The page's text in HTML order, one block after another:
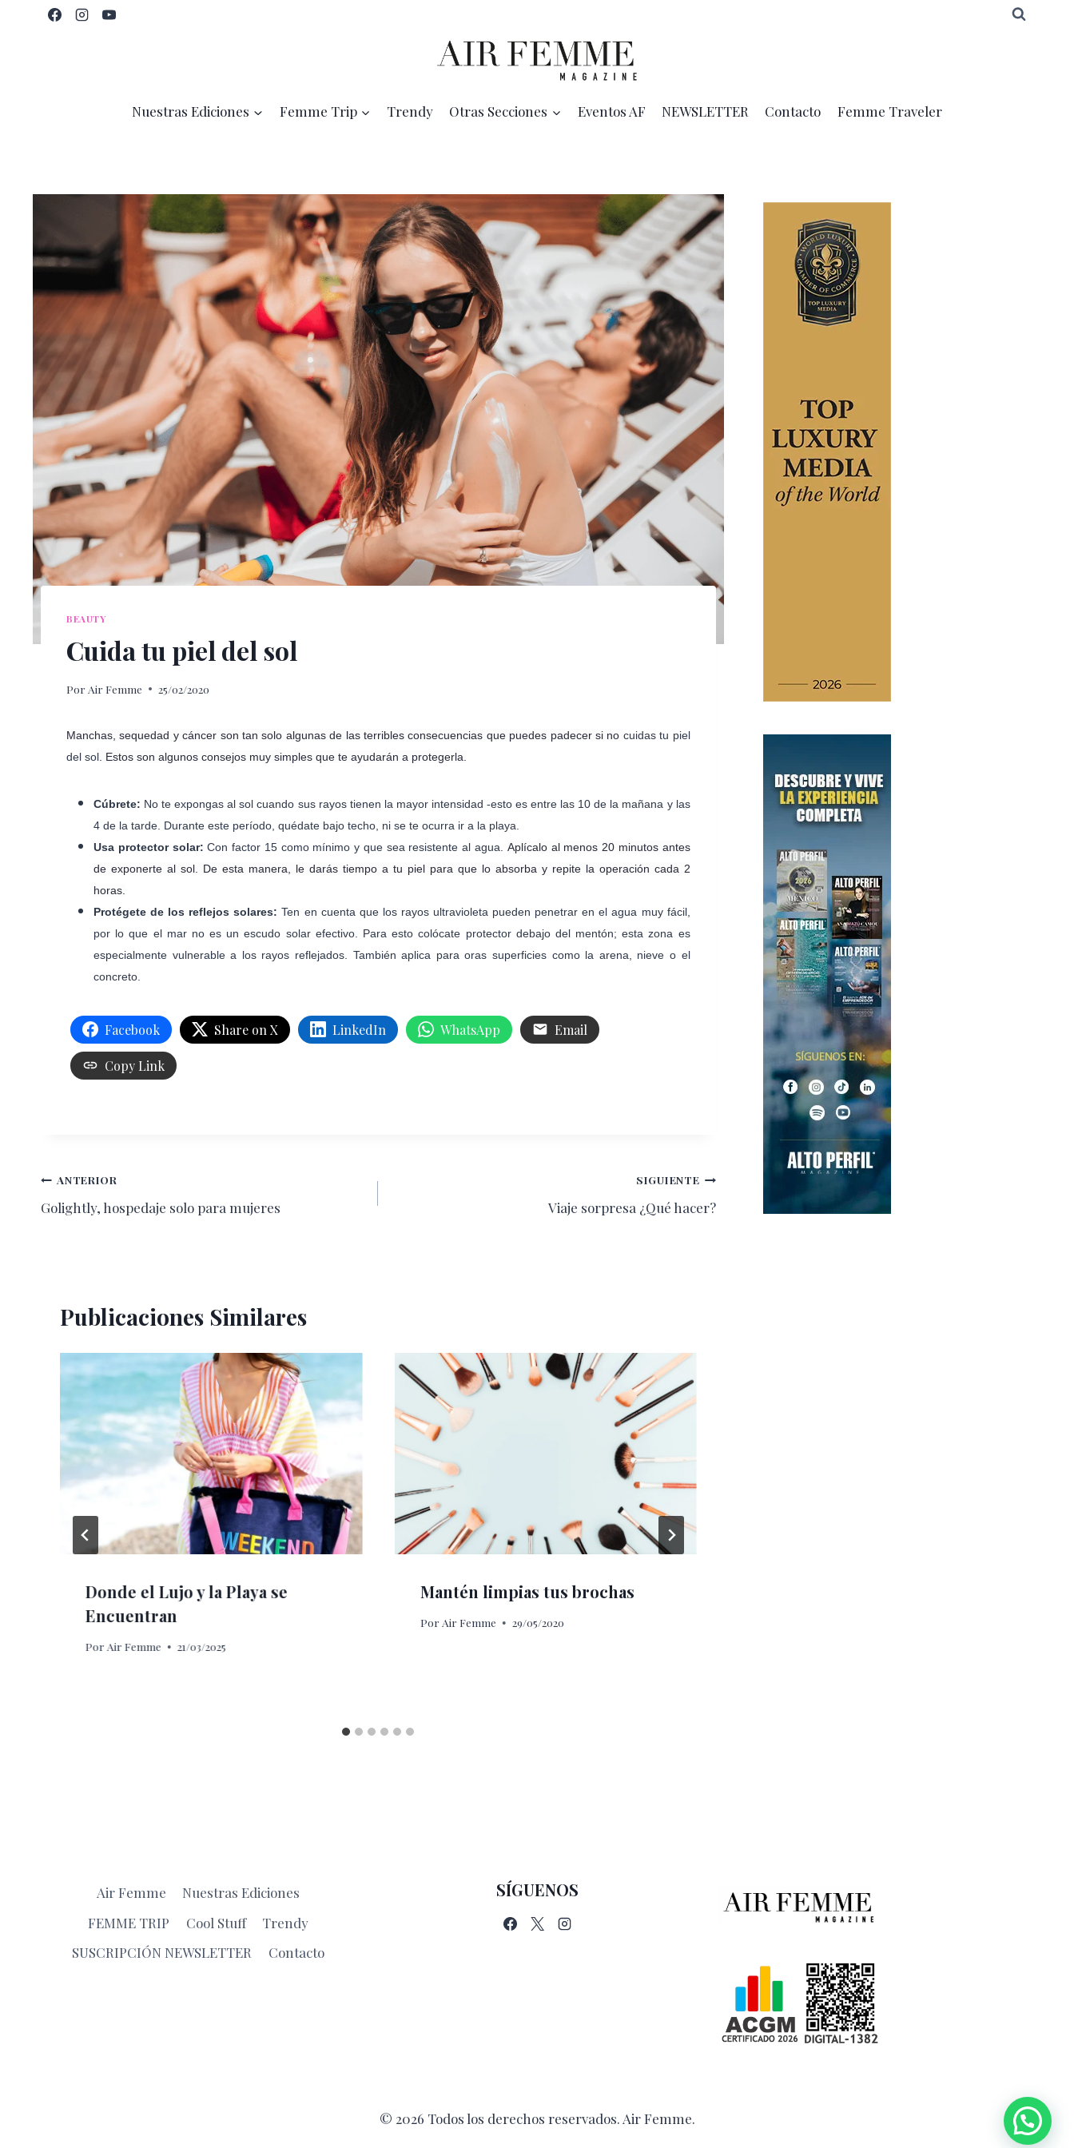
Nuestras Ediciones Femme Trip Trendy Otras Secciones Eventos AF NEWSLETTER Contacto Femme Traveler
BEAUTY
Cuida tu piel del sol
Por Air Femme 25/02/2020
Manchas, sequedad y cáncer son tan solo algunas de las terribles consecuencias que puedes padecer si no cuidas tu piel
del sol . Estos son algunos consejos muy simples que te ayudarán a protegerla.
Cúbrete: No te expongas al sol cuando sus rayos tienen la mayor intensidad -esto es entre las 10 de la mañana y las
4 de la tarde. Durante este período, quédate bajo techo, ni se te ocurra ir a la playa.
Usa protector solar: Con factor 15 como mínimo y que sea resistente al agua. Aplícalo al menos 20 minutos antes
de exponerte al sol. De esta manera, le darás tiempo a tu piel para que lo absorba y repite la operación cada 2
horas.
Protégete de los reflejos solares: Ten en cuenta que los rayos ultravioleta pueden penetrar en el agua muy fácil,
por lo que el mar no es un escudo solar efectivo. Para esto colócate protector debajo del mentón; esta zona es
especialmente vulnerable a los rayos reflejados. También aplica para oras superficies como la arena, nieve o el
concreto.
Facebook Share on X LinkedIn WhatsApp Email
Copy Link
Navegación
de
ANTERIOR
Golightly, hospedaje solo para mujeres
SIGUIENTE
Viaje sorpresa ¿Qué hacer?
Publicaciones Similares
Donde el Lujo y la Playa se
Encuentran
Por Air Femme 21/03/2025
Mantén limpias tus brochas
Por Air Femme 29/05/2020
Air Femme
Nuestras Ediciones
FEMME TRIP
Cool Stuff
Trendy
SUSCRIPCIÓN NEWSLETTER
Contacto
SÍGUENOS
© 2026 Todos los derechos reservados. Air Femme.